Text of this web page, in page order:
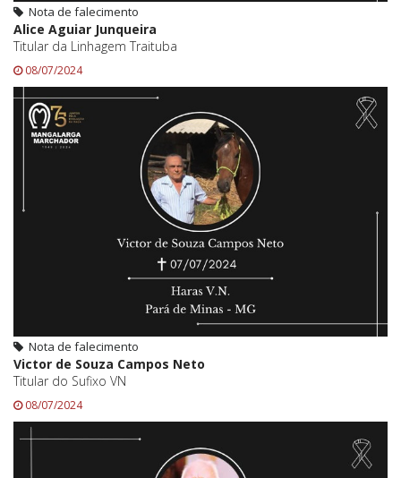
Nota de falecimento
Alice Aguiar Junqueira
Titular da Linhagem Traituba
08/07/2024
Nota de falecimento
Victor de Souza Campos Neto
Titular do Sufixo VN
08/07/2024